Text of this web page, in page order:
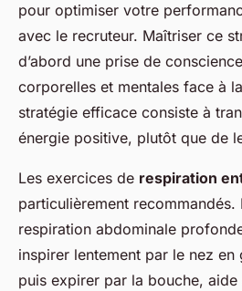
pour optimiser votre
avec le recruteur. Maîtriser ce
d’abord une prise de
corporelles et mentales face à
stratégie efficace consiste à
énergie positive, plutôt que de
Les exercices de respiration
particulièrement recommandés.
respiration abdominale
inspirer lentement par le nez en
puis expirer par la bouche,